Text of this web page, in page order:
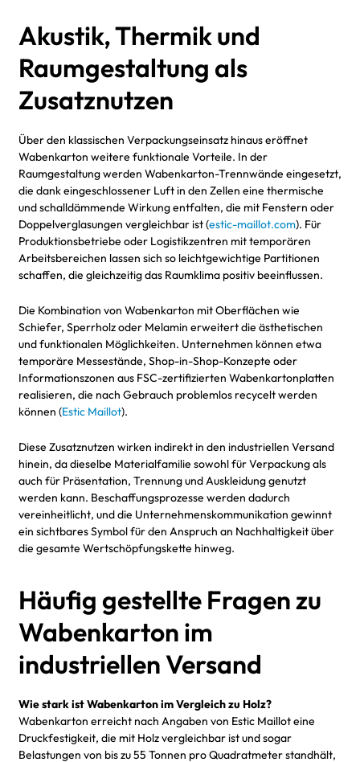
Akustik, Thermik und
Raumgestaltung als
Zusatznutzen
Über den klassischen Verpackungseinsatz hinaus eröffnet
Wabenkarton weitere funktionale Vorteile. In der
Raumgestaltung werden Wabenkarton-Trennwände eingesetzt,
die dank eingeschlossener Luft in den Zellen eine thermische
und schalldämmende Wirkung entfalten, die mit Fenstern oder
Doppelverglasungen vergleichbar ist (estic-maillot.com). Für
Produktionsbetriebe oder Logistikzentren mit temporären
Arbeitsbereichen lassen sich so leichtgewichtige Partitionen
schaffen, die gleichzeitig das Raumklima positiv beeinflussen.
Die Kombination von Wabenkarton mit Oberflächen wie
Schiefer, Sperrholz oder Melamin erweitert die ästhetischen
und funktionalen Möglichkeiten. Unternehmen können etwa
temporäre Messestände, Shop-in-Shop-Konzepte oder
Informationszonen aus FSC-zertifizierten Wabenkartonplatten
realisieren, die nach Gebrauch problemlos recycelt werden
können (Estic Maillot).
Diese Zusatznutzen wirken indirekt in den industriellen Versand
hinein, da dieselbe Materialfamilie sowohl für Verpackung als
auch für Präsentation, Trennung und Auskleidung genutzt
werden kann. Beschaffungsprozesse werden dadurch
vereinheitlicht, und die Unternehmenskommunikation gewinnt
ein sichtbares Symbol für den Anspruch an Nachhaltigkeit über
die gesamte Wertschöpfungskette hinweg.
Häufig gestellte Fragen zu
Wabenkarton im
industriellen Versand
Wie stark ist Wabenkarton im Vergleich zu Holz?
Wabenkarton erreicht nach Angaben von Estic Maillot eine
Druckfestigkeit, die mit Holz vergleichbar ist und sogar
Belastungen von bis zu 55 Tonnen pro Quadratmeter standhält,